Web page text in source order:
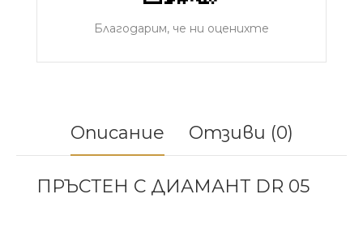
Благодарим, че ни оценихте
Описание Отзиви (0)
ПРЪСТЕН С ДИАМАНТ DR 05